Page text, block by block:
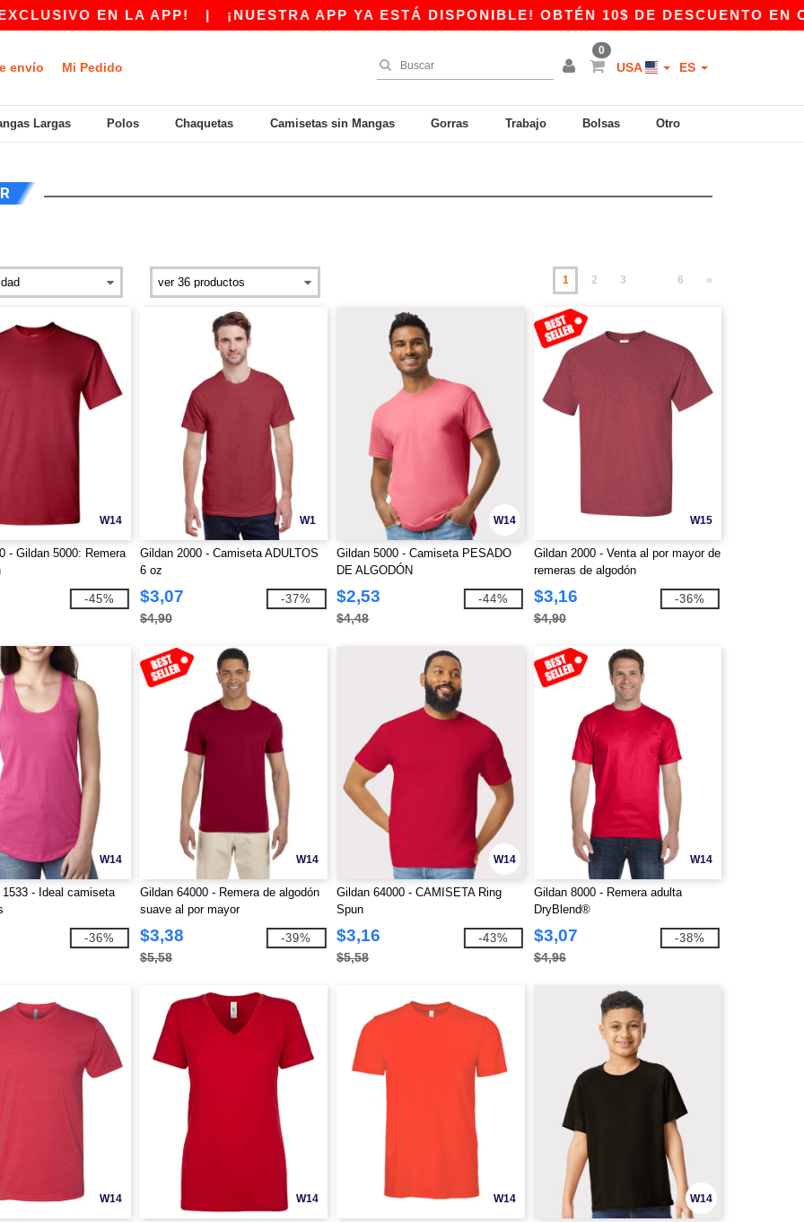
EN LA APP!|¡NUESTRA APP YA ESTÁ DISPONIBLE! OBTÉN 10$ DE DESCUENTO EN
envío Mi Pedido
0
USA ES
Largas Polos Chaquetas Camisetas sin Mangas Gorras Trabajo Bolsas Otro
1 2 3 6 »
W14
- Gildan 5000: Remera
-45%
W1
Gildan 2000 - Camiseta ADULTOS
6 oz
$3,07
$4,90
-37%
W14
Gildan 5000 - Camiseta PESADO
DE ALGODÓN
$2,53
$4,48
-44%
W15
Gildan 2000 - Venta al por mayor de
remeras de algodón
$3,16
$4,90
-36%
W14
1533 - Ideal camiseta
-36%
W14
Gildan 64000 - Remera de algodón
suave al por mayor
$3,38
$5,58
-39%
W14
Gildan 64000 - CAMISETA Ring
Spun
$3,16
$5,58
-43%
W14
Gildan 8000 - Remera adulta
DryBlend®
$3,07
$4,96
-38%
W14 W14 W14 W14